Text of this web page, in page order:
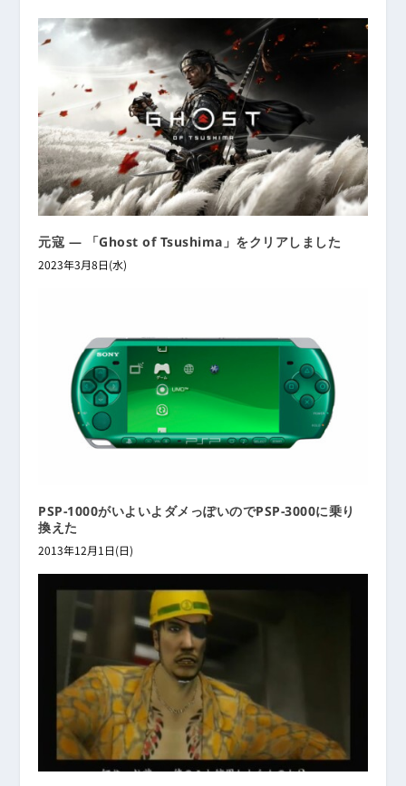
元寇 ― 「Ghost of Tsushima」をクリアしました
2023年3月8日(水)
PSP-1000がいよいよダメっぽいのでPSP-3000に乗り
換えた
2013年12月1日(日)